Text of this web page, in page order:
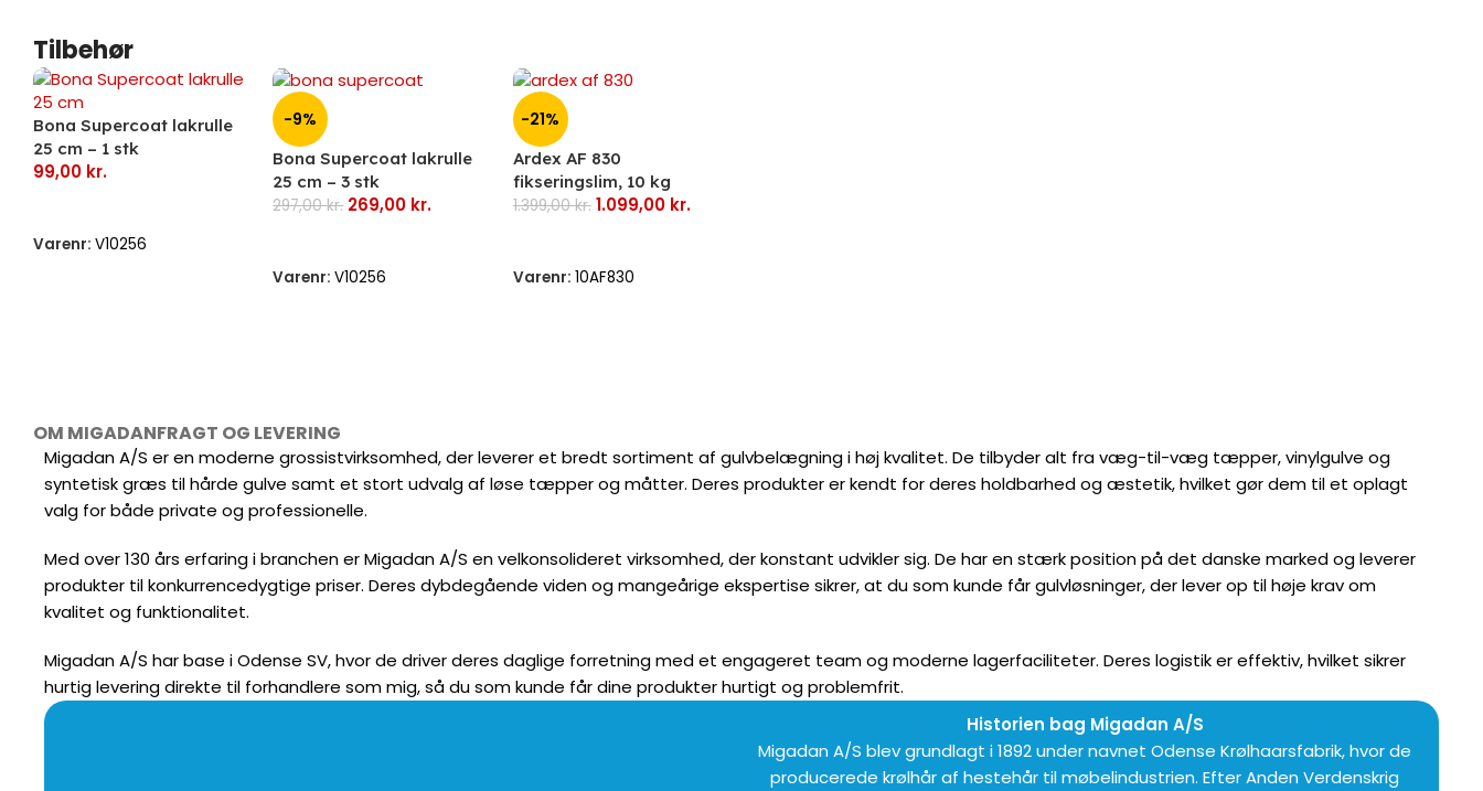
Tilbehør
Bona Supercoat lakrulle
25 cm – 1 stk
99,00 kr.
Varenr: V10256
-9%
Bona Supercoat lakrulle
25 cm – 3 stk
297,00kr. 269,00 kr.
Varenr:V10256
-21%
Ardex AF 830
fikseringslim, 10 kg
1.399,00kr. 1.099,00 kr.
Varenr: 10AF830
OM MIGADANFRAGT OG LEVERING
Migadan A/S er en moderne grossistvirksomhed, der leverer et bredt sortiment af gulvbelægning i høj kvalitet. De tilbyder alt fra væg-til-væg tæpper, vinylgulve og
syntetisk græs til hårde gulve samt et stort udvalg af løse tæpper og måtter. Deres produkter er kendt for deres holdbarhed og æstetik, hvilket gør dem til et oplagt
valg for både private og professionelle.
Med over 130 års erfaring i branchen er Migadan A/S en velkonsolideret virksomhed, der konstant udvikler sig. De har en stærk position på det danske marked og leverer
produkter til konkurrencedygtige priser. Deres dybdegående viden og mangeårige ekspertise sikrer, at du som kunde får gulvløsninger, der lever op til høje krav om
kvalitet og funktionalitet.
Migadan A/S har base i Odense SV, hvor de driver deres daglige forretning med et engageret team og moderne lagerfaciliteter. Deres logistik er effektiv, hvilket sikrer
hurtig levering direkte til forhandlere som mig, så du som kunde får dine produkter hurtigt og problemfrit.
Historien bag Migadan A/S
Migadan A/S blev grundlagt i 1892 under navnet Odense Krølhaarsfabrik, hvor de
producerede krølhår af hestehår til møbelindustrien. Efter Anden Verdenskrig